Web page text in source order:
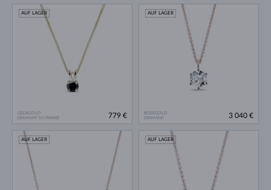
GELBGOLD
DIAMANT SCHWARZ
AUF LAGER
779 €
ROSÉGOLD
DIAMANT
AUF LAGER
3 040 €
AUF LAGER AUF LAGER